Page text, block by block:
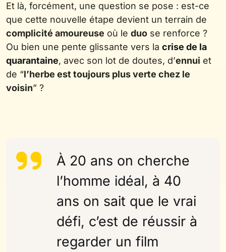
Et là, forcément, une question se pose : est-ce
que cette nouvelle étape devient un terrain de
complicité amoureuse où le duo se renforce ?
Ou bien une pente glissante vers la crise de la
quarantaine, avec son lot de doutes, d’ennui et
de “l’herbe est toujours plus verte chez le
voisin” ?
À 20 ans on cherche
l’homme idéal, à 40
ans on sait que le vrai
défi, c’est de réussir à
regarder un film